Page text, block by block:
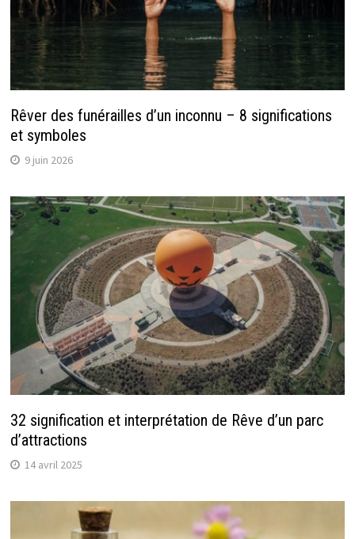
Rêver des funérailles d’un inconnu – 8 significations
et symboles
9 juin 2026
32 signification et interprétation de Rêve d’un parc
d’attractions
14 avril 2025